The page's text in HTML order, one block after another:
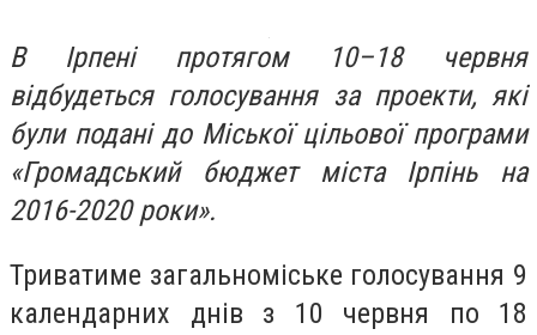
В Ірпені протягом 10–18 червня
відбудеться голосування за проекти, які
були подані до Міської цільової програми
«Громадський бюджет міста Ірпінь на
2016-2020 роки».
Триватиме загальноміське голосування 9
календарних днів з 10 червня по 18